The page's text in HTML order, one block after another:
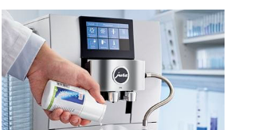
más
información